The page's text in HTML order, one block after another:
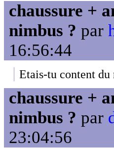
chaussure +
nimbus ? par
16:56:44
Etais-tu content du
chaussure +
nimbus ? par
23:04:56